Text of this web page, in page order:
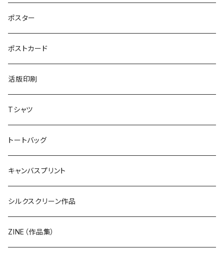
ポスター
ポストカード
活版印刷
Tシャツ
トートバッグ
キャンバスプリント
シルクスクリーン作品
ZINE（作品集）